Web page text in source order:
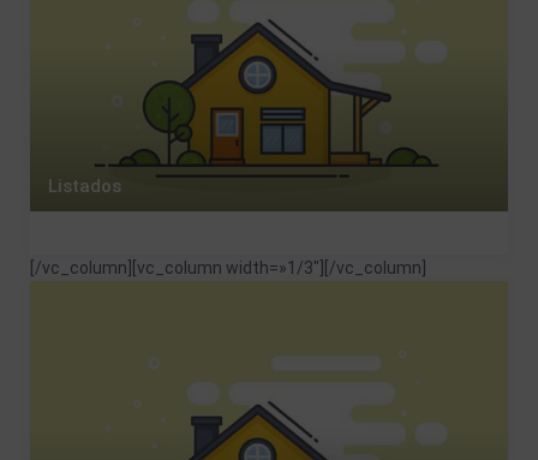
Listados
[/vc_column][vc_column width=»1/3″] [/vc_column]